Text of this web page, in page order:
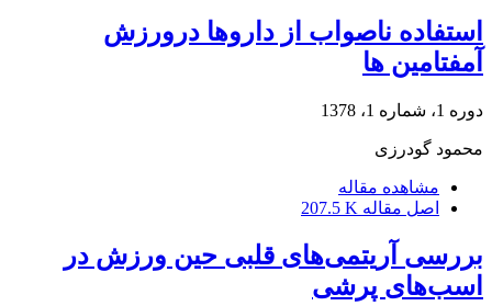
استفاده ناصواب از داروها درورزش
آمفتامین ها
دوره 1، شماره 1، 1378
محمود گودرزی
مشاهده مقاله
اصل مقاله 207.5 K
بررسی آریتمی‌های قلبی حین ورزش در
اسب‌های پرشی